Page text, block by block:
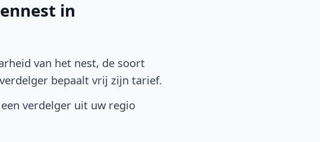
in
van het nest, de soort
bepaalt vrij zijn tarief.
verdelger uit uw regio